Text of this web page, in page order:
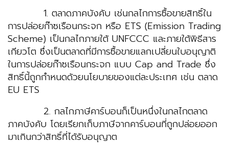
1. ตลาดภาคบังคับ เช่นกลไกการซื้อขายสิทธิ์ใน
การปล่อยก๊าซเรือนกระจก หรือ ETS (Emission Trading
Scheme) เป็นกลไกภายใต้ UNFCCC และภายใต้พิธีสาร
เกียวโต ซึ่งเป็นตลาดที่มีการซื้อขายแลกเปลี่ยนใบอนุญาติ
ในการปล่อยก๊าซเรือนกระจก แบบ Cap and Trade ซึ่ง
สิทธิ์นี้ถูกกำหนดด้วยนโยบายของแต่ละประเทศ เช่น ตลาด
EU ETS
2. กลไกภาษีคาร์บอนก็เป็นหนึ่งในกลไกตลาด
ภาคบังคับ โดยเรียกเก็บภาษีจากคาร์บอนที่ถูกปล่อยออก
มาเกินกว่าสิทธิ์ที่ได้รับอนุญาต